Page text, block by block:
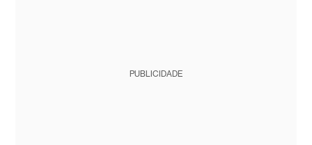
PUBLICIDADE